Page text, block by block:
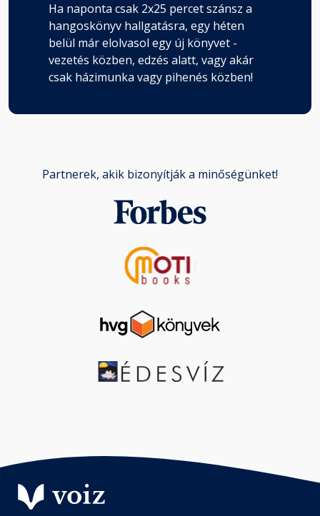
Ha naponta csak 2x25 percet szánsz a
hangoskönyv hallgatásra, egy héten
belül már elolvasol egy új könyvet -
vezetés közben, edzés alatt, vagy akár
csak házimunka vagy pihenés közben!
Partnerek, akik bizonyítják a minőségünket!